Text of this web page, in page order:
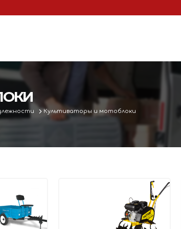
и
аппаратов
Машинки и ножницы для
Культиваторы и мотоблоки